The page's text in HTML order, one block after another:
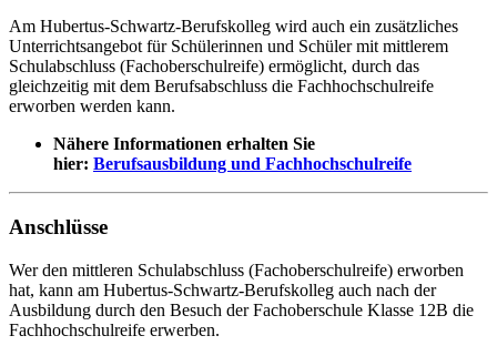
Am Hubertus-Schwartz-Berufskolleg wird auch ein zusätzliches
Unterrichtsangebot für Schülerinnen und Schüler mit mittlerem
Schulabschluss (Fachoberschulreife) ermöglicht, durch das
gleichzeitig mit dem Berufsabschluss die Fachhochschulreife
erworben werden kann.
Nähere Informationen erhalten Sie
hier: Berufsausbildung und Fachhochschulreife
Anschlüsse
Wer den mittleren Schulabschluss (Fachoberschulreife) erworben
hat, kann am Hubertus-Schwartz-Berufskolleg auch nach der
Ausbildung durch den Besuch der Fachoberschule Klasse 12B die
Fachhochschulreife erwerben.